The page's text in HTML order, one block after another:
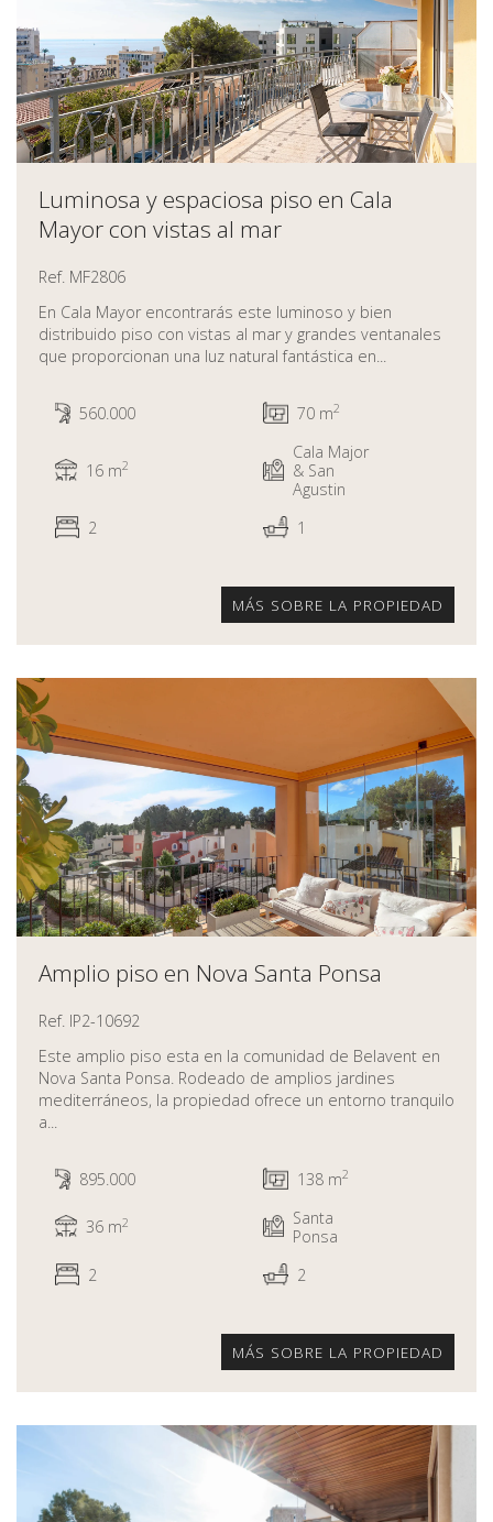
Luminosa y espaciosa piso en Cala
Mayor con vistas al mar
Ref. MF2806
En Cala Mayor encontrarás este luminoso y bien
distribuido piso con vistas al mar y grandes ventanales
que proporcionan una luz natural fantástica en...
560.000 70 m2
16 m2
Cala Major
& San
Agustin
2
1
MÁS SOBRE LA PROPIEDAD
Amplio piso en Nova Santa Ponsa
Ref. IP2-10692
Este amplio piso esta en la comunidad de Belavent en
Nova Santa Ponsa. Rodeado de amplios jardines
mediterráneos, la propiedad ofrece un entorno tranquilo
a...
895.000 138 m2
36 m2
Santa
Ponsa
2
2
MÁS SOBRE LA PROPIEDAD